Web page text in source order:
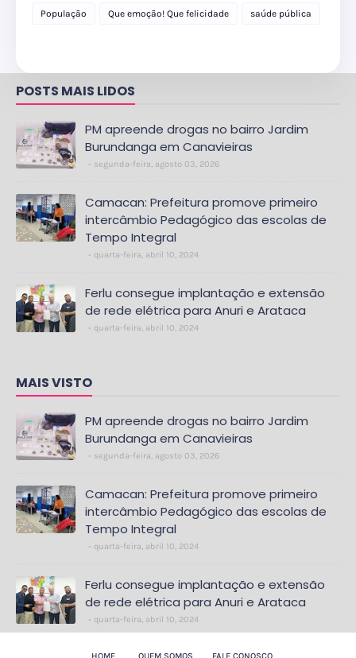
delegacia
População Que emoção! Que felicidade saúde pública
POSTS MAIS LIDOS
PM apreende drogas no bairro Jardim
Burundanga em Canavieiras
segunda-feira, agosto 03, 2026
Camacan: Prefeitura promove primeiro
intercâmbio Pedagógico das escolas de
Tempo Integral
quarta-feira, abril 10, 2024
Ferlu consegue implantação e extensão
de rede elétrica para Anuri e Arataca
quarta-feira, abril 10, 2024
MAIS VISTO
PM apreende drogas no bairro Jardim
Burundanga em Canavieiras
segunda-feira, agosto 03, 2026
Camacan: Prefeitura promove primeiro
intercâmbio Pedagógico das escolas de
Tempo Integral
quarta-feira, abril 10, 2024
Ferlu consegue implantação e extensão
de rede elétrica para Anuri e Arataca
quarta-feira, abril 10, 2024